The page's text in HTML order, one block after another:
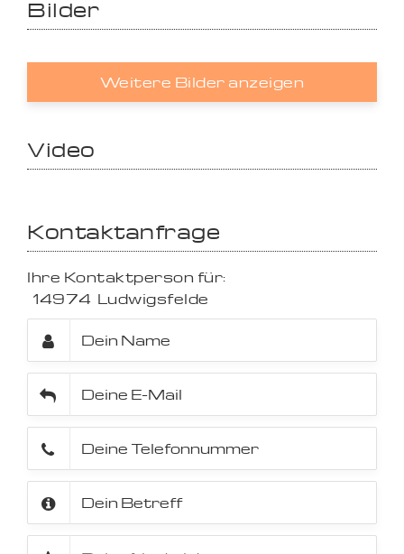
Bilder
Weitere Bilder anzeigen
Video
Kontaktanfrage
Ihre Kontaktperson für:
14974 Ludwigsfelde